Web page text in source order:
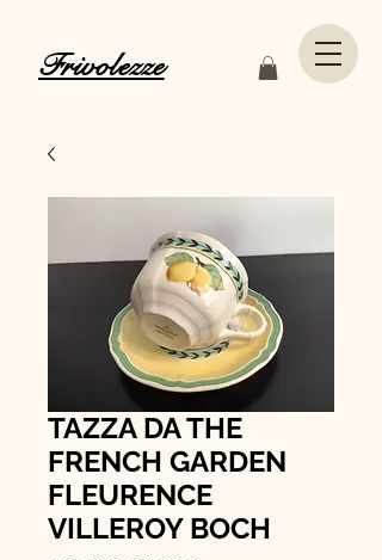
Frivolezze
TAZZA DA THE
FRENCH GARDEN
FLEURENCE
VILLEROY BOCH